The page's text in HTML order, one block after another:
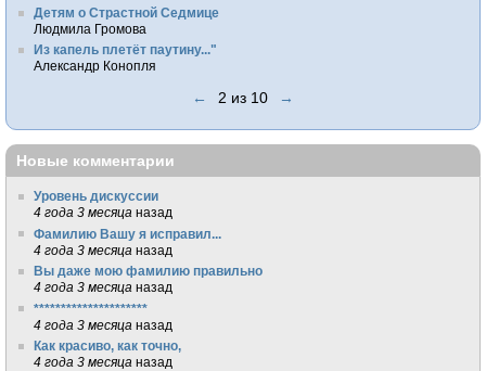
Детям о Страстной Седмице
Людмила Громова
Из капель плетёт паутину..."
Александр Конопля
← 2 из 10 →
Новые комментарии
Уровень дискуссии
4 года 3 месяца назад
Фамилию Вашу я исправил...
4 года 3 месяца назад
Вы даже мою фамилию правильно
4 года 3 месяца назад
*********************
4 года 3 месяца назад
Как красиво, как точно,
4 года 3 месяца назад